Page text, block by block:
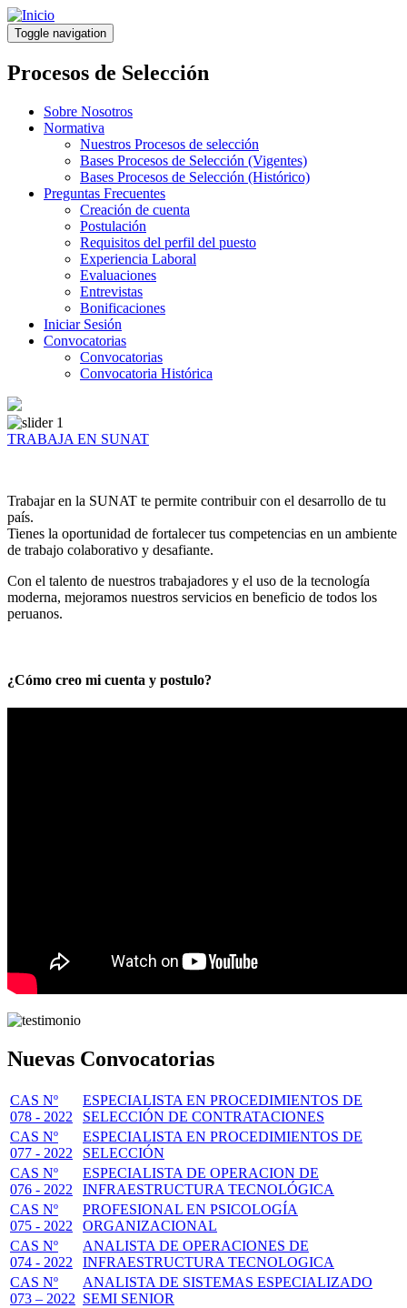
Pasar
al
contenido
principal
Toggle navigation
Procesos de Selección
Sobre Nosotros
Normativa
Nuestros Procesos de selección
Bases Procesos de Selección (Vigentes)
Bases Procesos de Selección (Histórico)
Preguntas Frecuentes
Creación de cuenta
Postulación
Requisitos del perfil del puesto
Experiencia Laboral
Evaluaciones
Entrevistas
Bonificaciones
Iniciar Sesión
Convocatorias
Convocatorias
Convocatoria Histórica
TRABAJA EN SUNAT
Trabajar en la SUNAT te permite contribuir con el desarrollo de tu
país.
Tienes la oportunidad de fortalecer tus competencias en un ambiente
de trabajo colaborativo y desafiante.
Con el talento de nuestros trabajadores y el uso de la tecnología
moderna, mejoramos nuestros servicios en beneficio de todos los
peruanos.
¿Cómo creo mi cuenta y postulo?
Nuevas Convocatorias
CAS Nº
078 - 2022
ESPECIALISTA EN PROCEDIMIENTOS DE
SELECCIÓN DE CONTRATACIONES
CAS Nº
077 - 2022
ESPECIALISTA EN PROCEDIMIENTOS DE
SELECCIÓN
CAS Nº
076 - 2022
ESPECIALISTA DE OPERACION DE
INFRAESTRUCTURA TECNOLÓGICA
CAS Nº
075 - 2022
PROFESIONAL EN PSICOLOGÍA
ORGANIZACIONAL
CAS Nº
074 - 2022
ANALISTA DE OPERACIONES DE
INFRAESTRUCTURA TECNOLOGICA
CAS Nº
073 – 2022
ANALISTA DE SISTEMAS ESPECIALIZADO
SEMI SENIOR